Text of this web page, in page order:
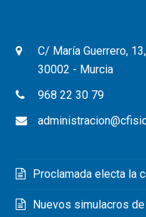
C/ María Guerrero,
30002 - Murcia
968 22 30 79
Proclamada electa la
Nuevos simulacros